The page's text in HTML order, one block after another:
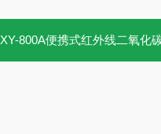
XY-800A便携式红外线二氧化